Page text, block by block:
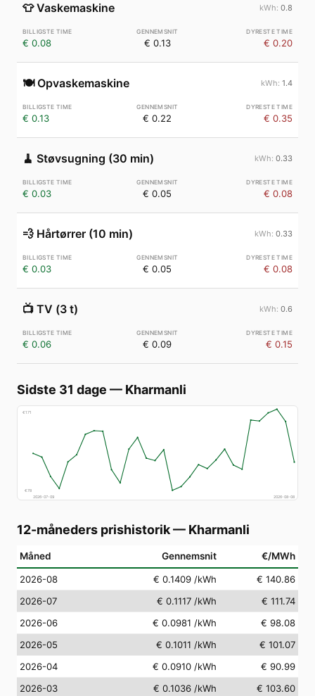
👕 Vaskemaskine 0.8
€ 0.08 € 0.13 € 0.20
🍽️ Opvaskemaskine 1.4
€ 0.13 € 0.22 € 0.35
🧹 Støvsugning (30 min) 0.33
€ 0.03 € 0.05 € 0.08
💨 Hårtørrer (10 min) 0.33
€ 0.03 € 0.05 € 0.08
📺 TV (3 t) 0.6
€ 0.06 € 0.09 € 0.15
Sidste 31 dage — Kharmanli
€171
€78
2026-07-09
2026-08-08
12-måneders prishistorik— Kharmanli
Måned Gennemsnit €/MWh
2026-08 € 0.1409 /kWh
€ 140.86
2026-07
€ 0.1117 /kWh
€ 111.74
2026-06
€ 0.0981 /kWh
€ 98.08
2026-05
€ 0.1011 /kWh
€ 101.07
2026-04
€ 0.0910 /kWh
€ 90.99
2026-03
€ 0.1036 /kWh
€ 103.60